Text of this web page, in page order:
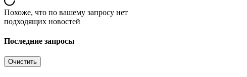
Похоже, что по вашему запросу нет
подходящих новостей
Последние запросы
Очистить